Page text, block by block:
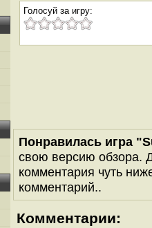
Голосуй за игру:
Понравилась игра
свою версию обзора.
комментария чуть
комментарий..
Комментарии: